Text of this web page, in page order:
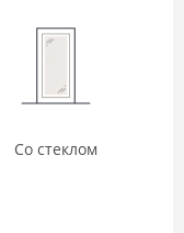
Со стеклом